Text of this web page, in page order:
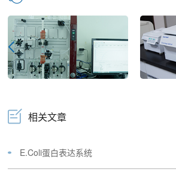
相关文章
E.Coli蛋白表达系统